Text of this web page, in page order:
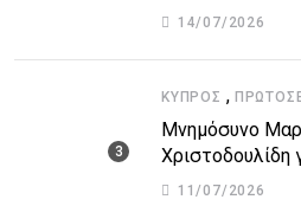
υψηλές
14/07/2026
ΚΎΠΡΟΣ ,
Μνημόσυνο
Χριστοδουλίδη
στην τραγωδία
11/07/2026